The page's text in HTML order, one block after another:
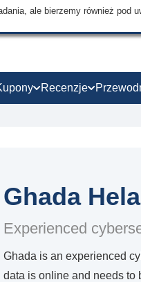
ale bierzemy również pod
Recenzje
Ghada
Experienced
Ghada is an experienced
data is online and needs to